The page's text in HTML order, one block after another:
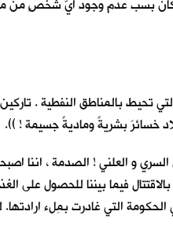
كان بسب عدم وجود ايَّ شخصٍ من
تحيط بالمناطق النفطية .
خسائرَ بشريةً وماديةً جسيمة ! )).
و العلني ! الصدمة ، اننا
فيما بيننا للحصول على
التي غادرت بمِلء